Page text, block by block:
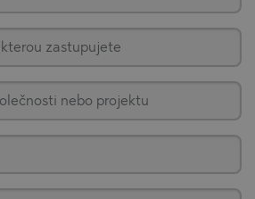
zastupujete
nebo projektu